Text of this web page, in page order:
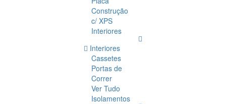
Construção
c/ XPS
Interiores
Interiores
Cassetes
Portas de
Correr
Ver Tudo
Isolamentos